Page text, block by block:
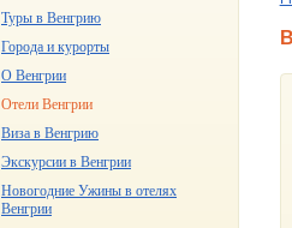
Туры в Венгрию
Города и курорты
О Венгрии
Отели Венгрии
Виза в Венгрию
Экскурсии в Венгрии
Новогодние Ужины в отелях
Венгрии